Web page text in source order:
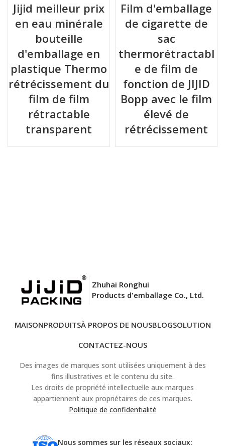
Jijid meilleur prix
en eau minérale
bouteille
d'emballage en
plastique Thermo
rétrécissement du
film de film
rétractable
transparent
Film d'emballage
de cigarette de
sac
thermorétractabl
e de film de
fonction de JIJID
Bopp avec le film
élevé de
rétrécissement
Zhuhai Ronghui
Products d'emballage Co., Ltd.
MAISONPRODUITSÀ PROPOS DE NOUSBLOGSOLUTION
CONTACTEZ-NOUS
Des images de marques sont utilisées uniquement à des
fins illustratives et le contenu du site.
Les droits de propriété intellectuelle aux marques
appartiennent aux propriétaires de ces marques.
Politique de confidentialité
Nous sommes sur les réseaux sociaux: